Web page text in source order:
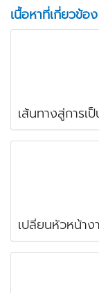
เนื้อหาที่เกี่ยวข้อง
เส้นทางสู่การเ
เปลี่ยนหัวหน้าง